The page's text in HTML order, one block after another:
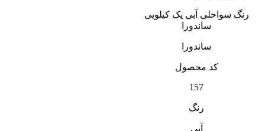
رنگ سواحلی آبی یک کیلویی
ساندورا
ساندورا
کد محصول
157
رنگ
آبی